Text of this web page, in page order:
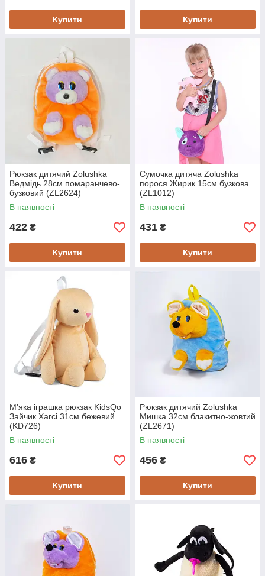
Купити Купити
Рюкзак дитячий Zolushka
Ведмідь 28см помаранчево-
бузковий (ZL2624)
В наявності
422 ₴
Купити
Сумочка дитяча Zolushka
порося Жирик 15см бузкова
(ZL1012)
В наявності
431 ₴
Купити
М'яка іграшка рюкзак KidsQo
Зайчик Хагсі 31см бежевий
(KD726)
В наявності
616 ₴
Купити
Рюкзак дитячий Zolushka
Мишка 32см блакитно-жовтий
(ZL2671)
В наявності
456 ₴
Купити